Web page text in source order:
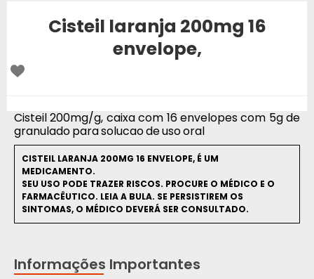
Cisteil laranja 200mg 16
envelope,
Cisteil 200mg/g, caixa com 16 envelopes com 5g de
granulado para solucao de uso oral
CISTEIL LARANJA 200MG 16 ENVELOPE, É UM
MEDICAMENTO.
SEU USO PODE TRAZER RISCOS. PROCURE O MÉDICO E O
FARMACÊUTICO. LEIA A BULA. SE PERSISTIREM OS
SINTOMAS, O MÉDICO DEVERÁ SER CONSULTADO.
Informações Importantes